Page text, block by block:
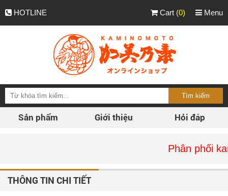
HOTLINE Menu
Cart (0)
Sản phẩm Giới thiệu Hỏi đáp
Phân phối
THÔNG TIN CHI TIẾT